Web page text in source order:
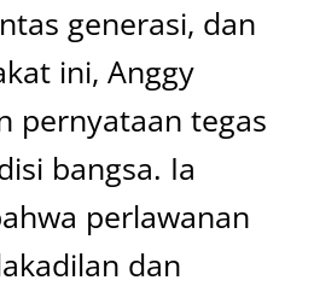
generasi, dan
ini, Anggy
pernyataan tegas
bangsa. Ia
perlawanan
dan